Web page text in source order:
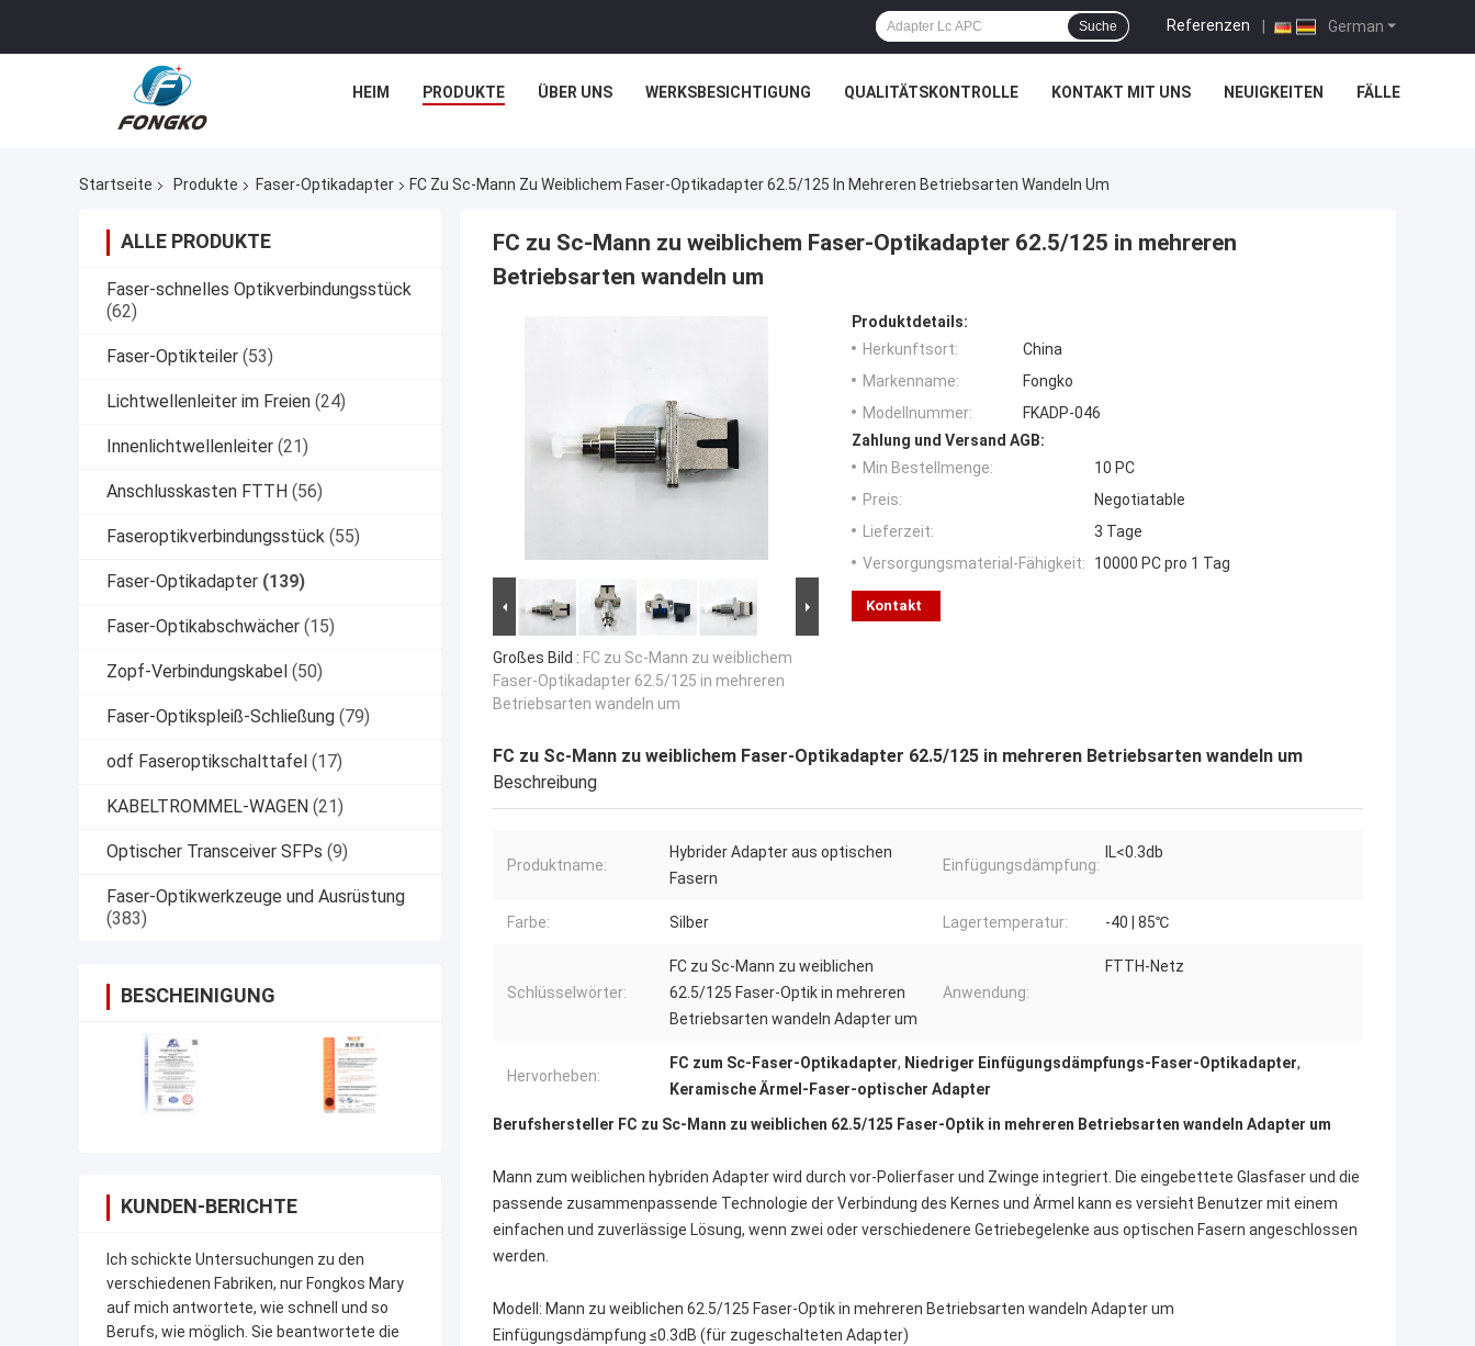
German
Referenzen |
Suche
HEIM PRODUKTE ÜBER UNS WERKSBESICHTIGUNG QUALITÄTSKONTROLLE KONTAKT MIT UNS NEUIGKEITEN FÄLLE
Startseite Produkte Faser-Optikadapter FC Zu Sc-Mann Zu Weiblichem Faser-Optikadapter 62.5/125 In Mehreren Betriebsarten Wandeln Um
ALLE PRODUKTE
Faser-schnelles Optikverbindungsstück
(62)
Faser-Optikteiler (53)
Lichtwellenleiter im Freien (24)
Innenlichtwellenleiter (21)
Anschlusskasten FTTH (56)
Faseroptikverbindungsstück (55)
Faser-Optikadapter (139)
Faser-Optikabschwächer (15)
Zopf-Verbindungskabel (50)
Faser-Optikspleiß-Schließung (79)
odf Faseroptikschalttafel (17)
KABELTROMMEL-WAGEN (21)
Optischer Transceiver SFPs (9)
Faser-Optikwerkzeuge und Ausrüstung
(383)
BESCHEINIGUNG
KUNDEN-BERICHTE
Ich schickte Untersuchungen zu den
verschiedenen Fabriken, nur Fongkos Mary
auf mich antwortete, wie schnell und so
Berufs, wie möglich. Sie beantwortete die
FC zu Sc-Mann zu weiblichem Faser-Optikadapter 62.5/125 in mehreren
Betriebsarten wandeln um
Großes Bild : FC zu Sc-Mann zu weiblichem
Faser-Optikadapter 62.5/125 in mehreren
Betriebsarten wandeln um
Produktdetails:
Herkunftsort:
China
Markenname:
Fongko
Modellnummer:
FKADP-046
Zahlung und Versand AGB:
Min Bestellmenge:
10 PC
Preis:
Negotiatable
Lieferzeit:
3 Tage
Versorgungsmaterial-Fähigkeit:
10000 PC pro 1 Tag
Kontakt
FC zu Sc-Mann zu weiblichem Faser-Optikadapter 62.5/125 in mehreren Betriebsarten wandeln um
Beschreibung
Produktname:
Hybrider Adapter aus optischen
Fasern
Einfügungsdämpfung:
IL<0.3db
Farbe: Silber Lagertemperatur: -40 | 85℃
Schlüsselwörter:
FC zu Sc-Mann zu weiblichen
62.5/125 Faser-Optik in mehreren
Betriebsarten wandeln Adapter um
Anwendung:
FTTH-Netz
Hervorheben:
FC zum Sc-Faser-Optikadapter, Niedriger Einfügungsdämpfungs-Faser-Optikadapter,
Keramische Ärmel-Faser-optischer Adapter
Berufshersteller FC zu Sc-Mann zu weiblichen 62.5/125 Faser-Optik in mehreren Betriebsarten wandeln Adapter um
Mann zum weiblichen hybriden Adapter wird durch vor-Polierfaser und Zwinge integriert. Die eingebettete Glasfaser und die
passende zusammenpassende Technologie der Verbindung des Kernes und Ärmel kann es versieht Benutzer mit einem
einfachen und zuverlässige Lösung, wenn zwei oder verschiedenere Getriebegelenke aus optischen Fasern angeschlossen
werden.
Modell: Mann zu weiblichen 62.5/125 Faser-Optik in mehreren Betriebsarten wandeln Adapter um
Einfügungsdämpfung ≤0.3dB (für zugeschalteten Adapter)